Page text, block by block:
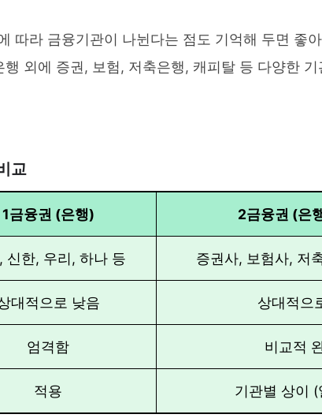
따라 금융기관이 나뉜다는 점도 기억해 두면 좋
외에 증권, 보험, 저축은행, 캐피탈 등 다양한
교
1금융권 (은행) 2금융권 (은
신한, 우리, 하나 등 증권사, 보험사, 저
대적으로 낮음 상대적으
엄격함 비교적
적용 기관별 상이